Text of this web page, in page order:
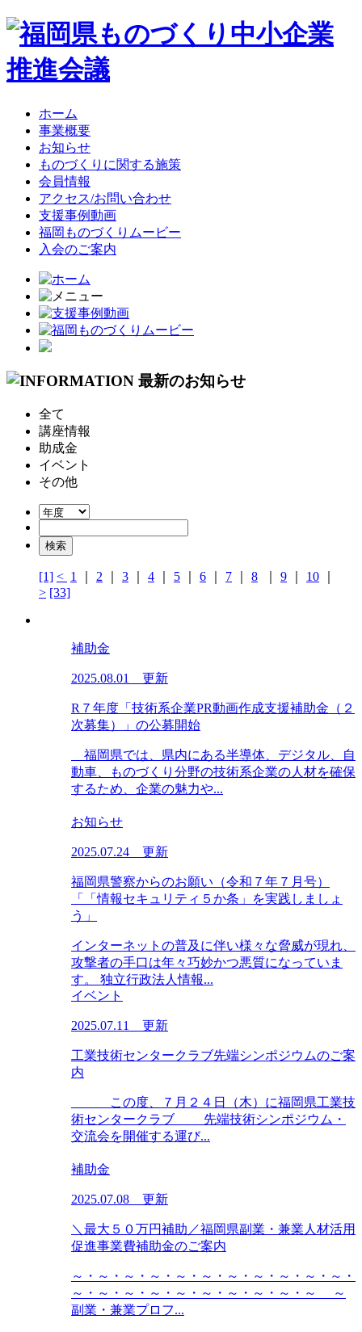
ホーム
事業概要
お知らせ
ものづくりに関する施策
会員情報
アクセス/お問い合わせ
支援事例動画
福岡ものづくりムービー
入会のご案内
全て
講座情報
助成金
イベント
その他
[1] < 1 2 3 4 5 6 7 8 9 10
> [33]
補助金
2025.08.01 更新
R７年度「技術系企業PR動画作成支援補助金（２
次募集）」の公募開始
福岡県では、県内にある半導体、デジタル、自
動車、ものづくり分野の技術系企業の人材を確保
するため、企業の魅力や...
お知らせ
2025.07.24 更新
福岡県警察からのお願い（令和７年７月号）
「「情報セキュリティ５か条」を実践しましょ
う」
インターネットの普及に伴い様々な脅威が現れ、
攻撃者の手口は年々巧妙かつ悪質になっていま
す。 独立行政法人情報...
イベント
2025.07.11 更新
工業技術センタークラブ先端シンポジウムのご案
内
この度、７月２４日（木）に福岡県工業技
術センタークラブ 先端技術シンポジウム・
交流会を開催する運び...
補助金
2025.07.08 更新
＼最大５０万円補助／福岡県副業・兼業人材活用
促進事業費補助金のご案内
～・～・～・～・～・～・～・～・～・～・～・
～・～・～・～・～・～・～・～・～・～ ～
副業・兼業プロフ...